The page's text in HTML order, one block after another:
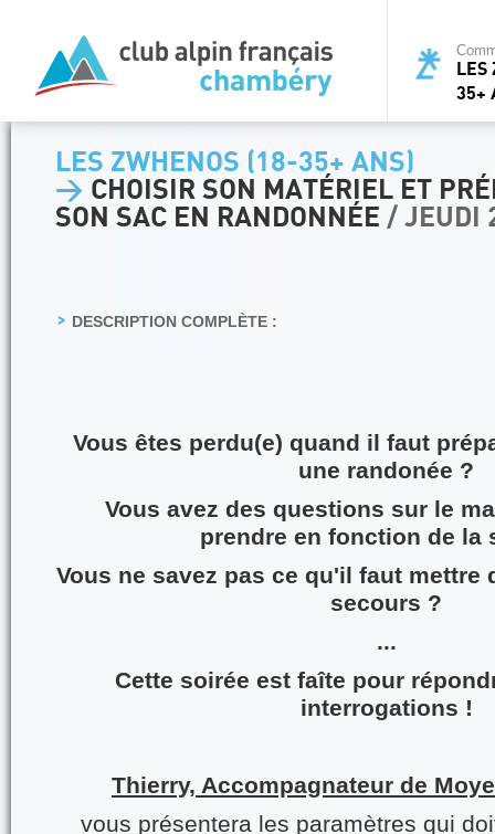
LES
35+
LES ZWHENOS (18-35+ ANS)
> CHOISIR SON MATÉRIEL ET
SON SAC EN RANDONNÉE / JEUDI
DESCRIPTION COMPLÈTE :
Vous êtes perdu(e) quand il faut
une randonée ?
Vous avez des questions sur le
prendre en fonction de la
Vous ne savez pas ce qu'il faut mettre
secours ?
...
Cette soirée est faîte pour
interrogations !
Thierry, Accompagnateur de
vous présentera les paramètres qui